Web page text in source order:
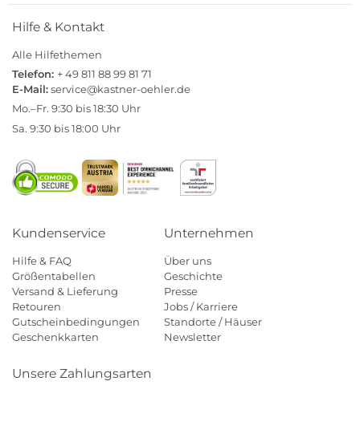
Hilfe & Kontakt
Alle Hilfethemen
Telefon: + 49 811 88 99 81 71
E-Mail:service@kastner-oehler.de
Mo.–Fr. 9:30 bis 18:30 Uhr
Sa. 9:30 bis 18:00 Uhr
Kundenservice
Hilfe & FAQ
Größentabellen
Versand & Lieferung
Retouren
Gutscheinbedingungen
Geschenkkarten
Unternehmen
Über uns
Geschichte
Presse
Jobs / Karriere
Standorte / Häuser
Newsletter
Unsere Zahlungsarten